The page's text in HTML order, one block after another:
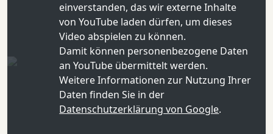
einverstanden, das wir externe Inhalte
von YouTube laden dürfen, um dieses
Video abspielen zu können.
Damit können personenbezogene Daten
an YouTube übermittelt werden.
Weitere Informationen zur Nutzung Ihrer
Daten finden Sie in der
Datenschutzerklärung von Google.